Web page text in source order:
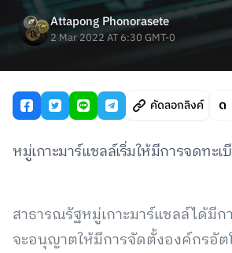
Attapong Phonorasete
2 Mar 2022 AT 6:30 GMT-0
คัดลอกลิงค์
หมู่เกาะมาร์แชลล์เริ่มให้มีการจดทะเ
สาธารณรัฐหมู่เกาะมาร์แชลล์ได้มีก
จะอนุญาตให้มีการจัดตั้งองค์กรอัต